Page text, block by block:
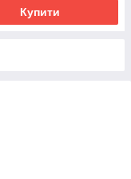
Купити